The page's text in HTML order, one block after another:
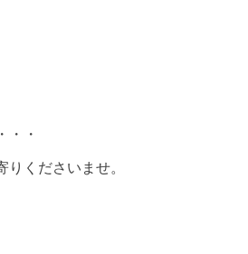
・・
りくださいませ。